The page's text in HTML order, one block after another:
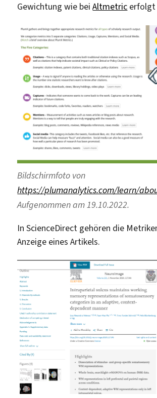
Gewichtung wie beiAltmetric erfolgt
Bildschirmfoto von
https://plumanalytics.com/learn/
Aufgenommen am 19.10.2022.
In ScienceDirect gehören die
Anzeige eines Artikels.